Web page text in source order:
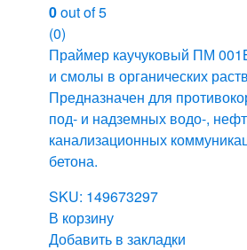
0out of 5
(0)
Праймер каучуковый ПМ
и смолы в органических
Предназначен для
под- и надземных водо-,
канализационных
бетона.
SKU: 149673297
В корзину
Добавить в закладки